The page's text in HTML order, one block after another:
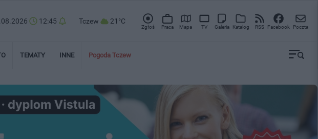
12:45 Tczew 21°C
Zgłoś Praca Mapa TV Galeria Katalog RSS Facebook Poczta
TEMATY INNE Pogoda Tczew